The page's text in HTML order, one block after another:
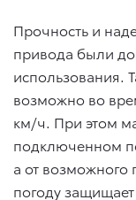
Прочность и
привода были
использования.
возможно во
км/ч. При этом
подключенном
а от возможного
погоду